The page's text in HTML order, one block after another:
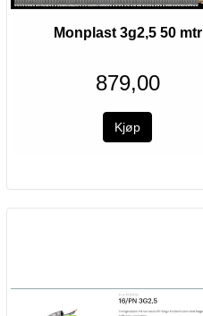
Monplast 3g2,5 50 mtr
879,00